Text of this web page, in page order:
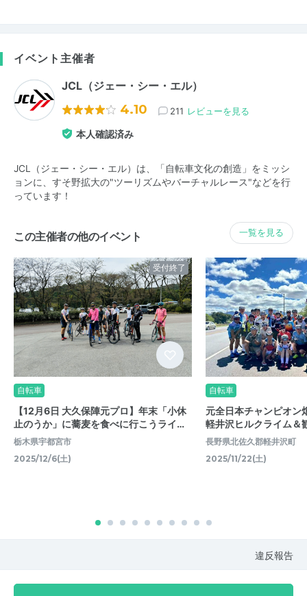
イベント主催者
JCL（ジェー・シー・エル）
4.10 211 レビューを見る
本人確認済み
JCL（ジェー・シー・エル）は、「自転車文化の創造」をミッシ
ョンに、すそ野拡大の"ツーリズムやバーチャルレース"などを行
っています！
この主催者の他のイベント 一覧を見る
受付終了
自転車
【12月6日 大久保陣元プロ】年末「小休
止のうか」に蕎麦を食べに行こうライ…
栃木県宇都宮市
2025/12/6(土)
自転車
元全日本チャンピオン
軽井沢ヒルクライム＆
長野県北佐久郡軽井沢町
2025/11/22(土)
違反報告